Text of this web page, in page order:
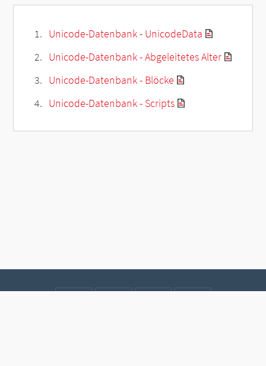
Unicode-Datenbank - UnicodeData
Unicode-Datenbank - Abgeleitetes Alter
Unicode-Datenbank - Blöcke
Unicode-Datenbank - Scripts